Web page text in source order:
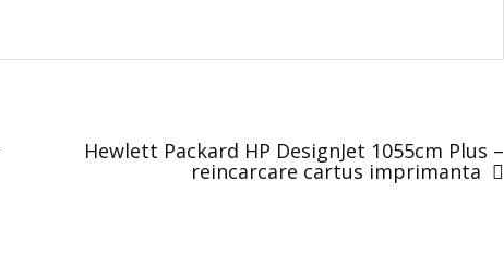
Hewlett Packard HP DesignJet 1055cm Plus –
reincarcare cartus imprimanta